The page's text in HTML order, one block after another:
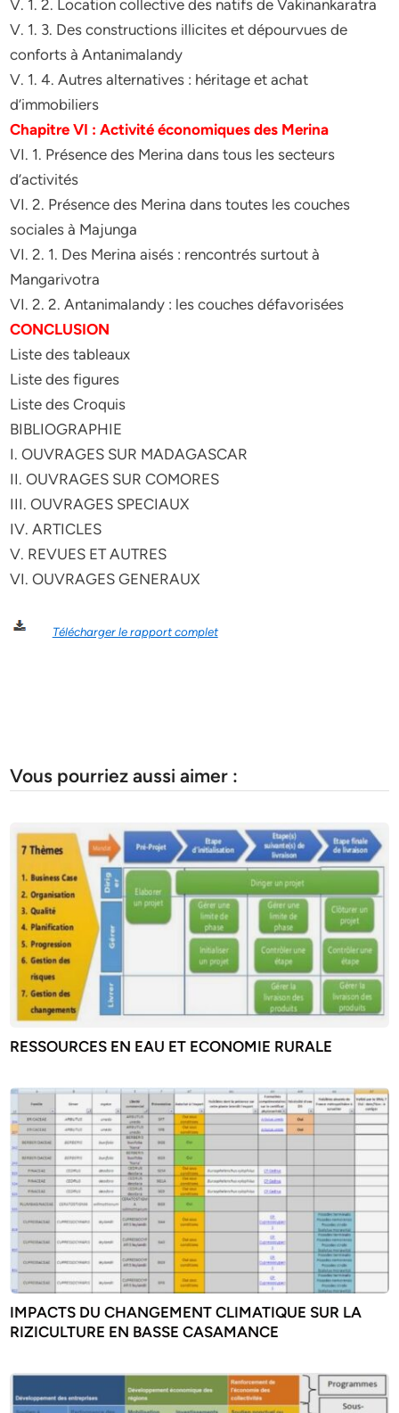
V. 1. 2. Location collective des natifs de Vakinankaratra
V. 1. 3. Des constructions illicites et dépourvues de
conforts à Antanimalandy
V. 1. 4. Autres alternatives : héritage et achat
d’immobiliers
Chapitre VI : Activité économiques des Merina
VI. 1. Présence des Merina dans tous les secteurs
d’activités
VI. 2. Présence des Merina dans toutes les couches
sociales à Majunga
VI. 2. 1. Des Merina aisés : rencontrés surtout à
Mangarivotra
VI. 2. 2. Antanimalandy : les couches défavorisées
CONCLUSION
Liste des tableaux
Liste des figures
Liste des Croquis
BIBLIOGRAPHIE
I. OUVRAGES SUR MADAGASCAR
II. OUVRAGES SUR COMORES
III. OUVRAGES SPECIAUX
IV. ARTICLES
V. REVUES ET AUTRES
VI. OUVRAGES GENERAUX
Télécharger le rapport complet
Vous pourriez aussi aimer :
RESSOURCES EN EAU ET ECONOMIE RURALE
IMPACTS DU CHANGEMENT CLIMATIQUE SUR LA
RIZICULTURE EN BASSE CASAMANCE